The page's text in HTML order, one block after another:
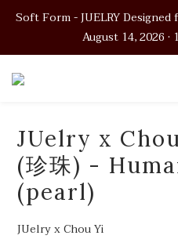
Soft Form - JUELRY
August 14, 2026 ·
Soft Form - JUELRY
August 14, 2026 ·
Soft Form - JUELRY Designed
August 14, 2026 ·
JUelry x
(珍珠) -
(pearl)
JUelry x Chou Yi